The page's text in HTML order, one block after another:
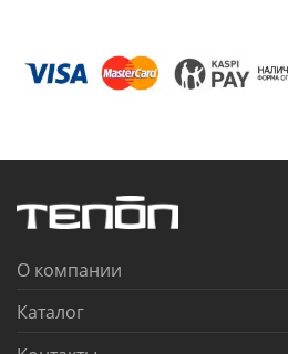
О компании
Каталог